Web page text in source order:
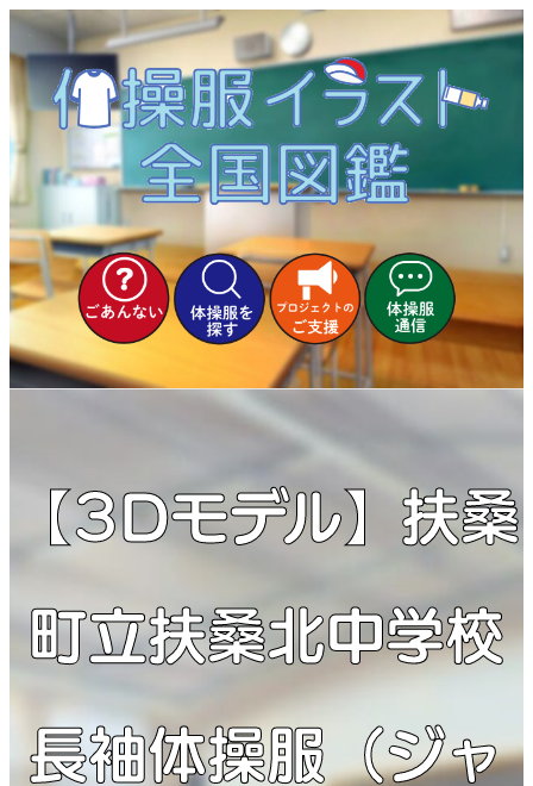
内
を
キ
プ
【3Dモデル】扶桑
町立扶桑北中学校
長袖体操服（ジャ